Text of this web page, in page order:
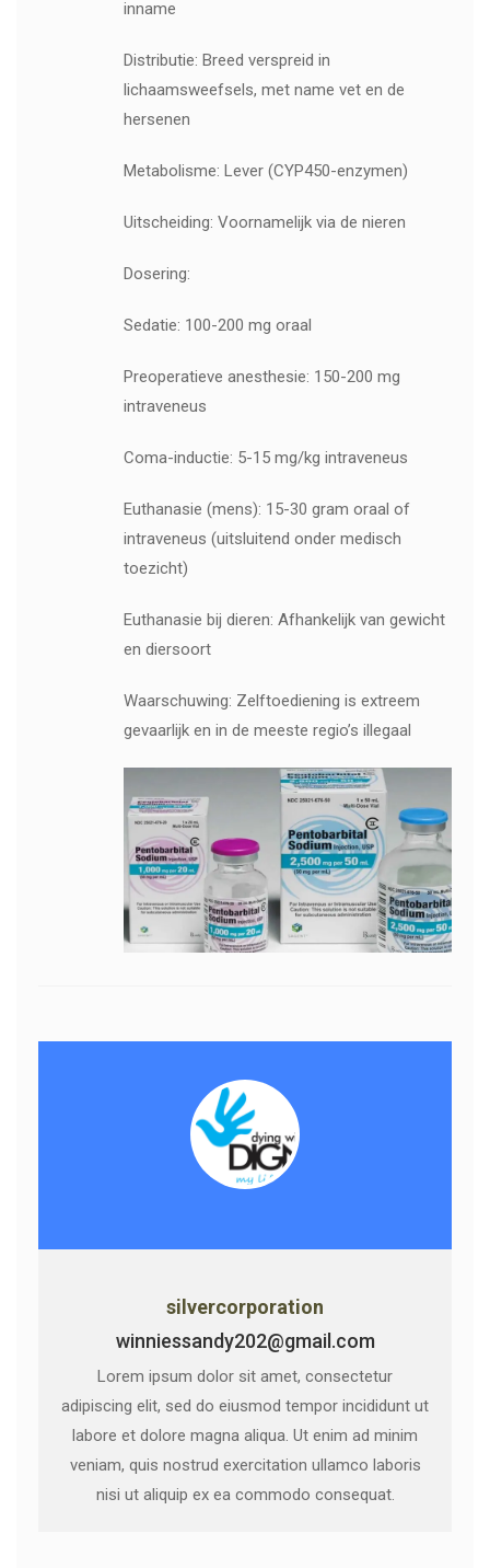
inname
Distributie: Breed verspreid in
lichaamsweefsels, met name vet en de
hersenen
Metabolisme: Lever (CYP450-enzymen)
Uitscheiding: Voornamelijk via de nieren
Dosering:
Sedatie: 100-200 mg oraal
Preoperatieve anesthesie: 150-200 mg
intraveneus
Coma-inductie: 5-15 mg/kg intraveneus
Euthanasie (mens): 15-30 gram oraal of
intraveneus (uitsluitend onder medisch
toezicht)
Euthanasie bij dieren: Afhankelijk van gewicht
en diersoort
Waarschuwing: Zelftoediening is extreem
gevaarlijk en in de meeste regio’s illegaal
silvercorporation
winniessandy202@gmail.com
Lorem ipsum dolor sit amet, consectetur
adipiscing elit, sed do eiusmod tempor incididunt ut
labore et dolore magna aliqua. Ut enim ad minim
veniam, quis nostrud exercitation ullamco laboris
nisi ut aliquip ex ea commodo consequat.